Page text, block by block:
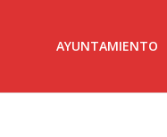
AYUNTAMIENTO